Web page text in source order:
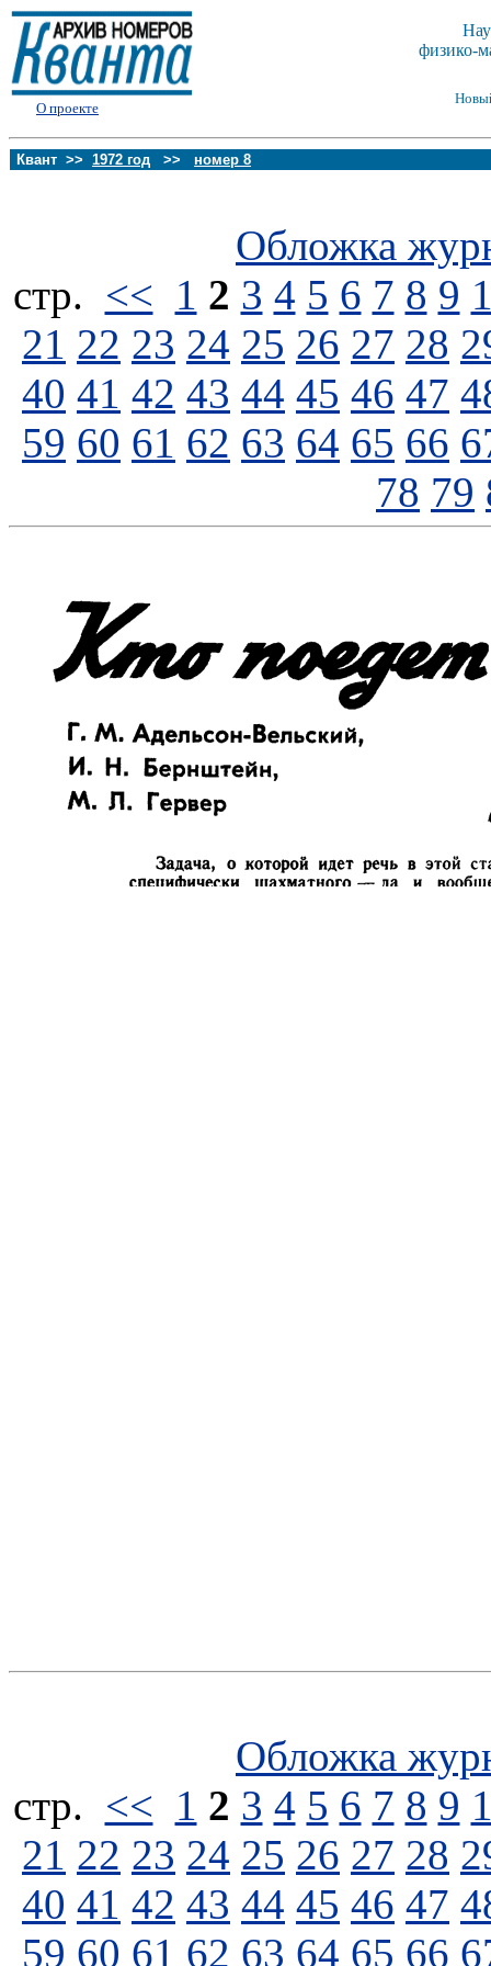
О проекте
физико-
Квант >> 1972 год >> номер 8
Обложка
стp. << 1 2 3 4 5 6 7 8 9
21 22 23 24 25 26 27 28
40 41 42 43 44 45 46 47
59 60 61 62 63 64 65 66
78 79
Обложка
стp. << 1 2 3 4 5 6 7 8 9
21 22 23 24 25 26 27 28
40 41 42 43 44 45 46 47
59 60 61 62 63 64 65 66